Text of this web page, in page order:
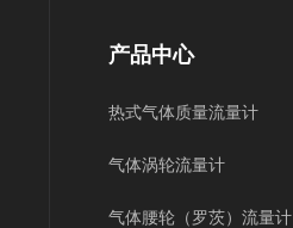
产品中心
热式气体质量流量计
气体涡轮流量计
气体腰轮（罗茨）流量计